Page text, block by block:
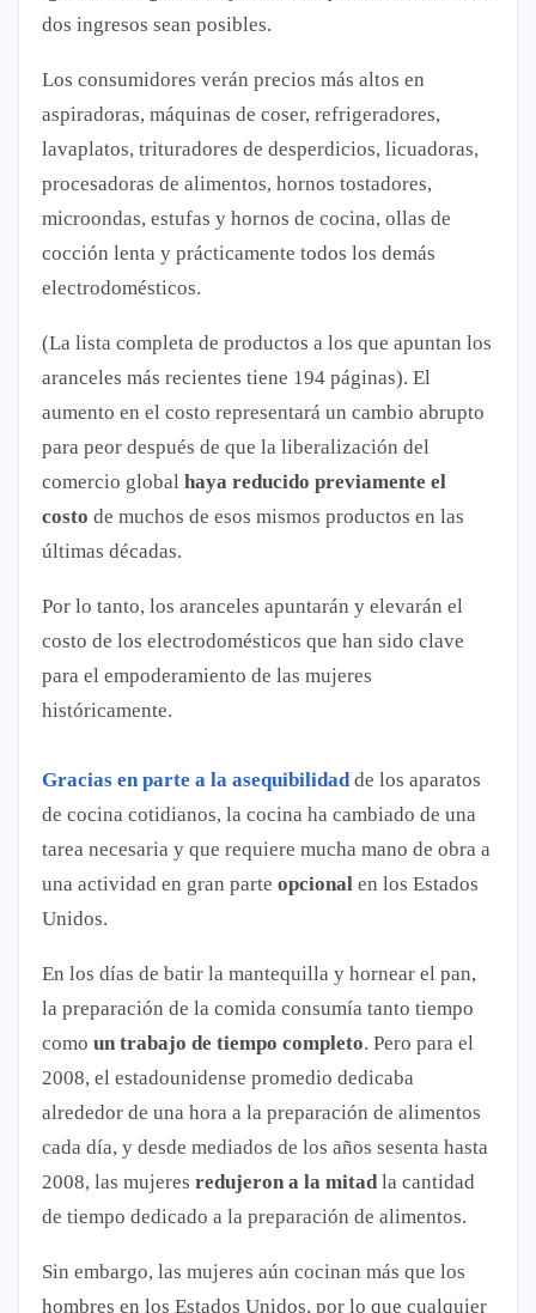
dos ingresos sean posibles.
Los consumidores verán precios más altos en
aspiradoras, máquinas de coser, refrigeradores,
lavaplatos, trituradores de desperdicios, licuadoras,
procesadoras de alimentos, hornos tostadores,
microondas, estufas y hornos de cocina, ollas de
cocción lenta y prácticamente todos los demás
electrodomésticos.
(La lista completa de productos a los que apuntan los
aranceles más recientes tiene 194 páginas). El
aumento en el costo representará un cambio abrupto
para peor después de que la liberalización del
comercio global haya reducido previamente el
costo de muchos de esos mismos productos en las
últimas décadas.
Por lo tanto, los aranceles apuntarán y elevarán el
costo de los electrodomésticos que han sido clave
para el empoderamiento de las mujeres
históricamente.
Gracias en parte a la asequibilidadde los aparatos
de cocina cotidianos, la cocina ha cambiado de una
tarea necesaria y que requiere mucha mano de obra a
una actividad en gran parte opcional en los Estados
Unidos.
En los días de batir la mantequilla y hornear el pan,
la preparación de la comida consumía tanto tiempo
como un trabajo de tiempo completo. Pero para el
2008, el estadounidense promedio dedicaba
alrededor de una hora a la preparación de alimentos
cada día, y desde mediados de los años sesenta hasta
2008, las mujeres redujeron a la mitadla cantidad
de tiempo dedicado a la preparación de alimentos.
Sin embargo, las mujeres aún cocinan más que los
hombres en los Estados Unidos, por lo que cualquier